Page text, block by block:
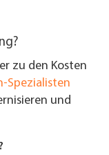
zu den Kosten
Spezialisten
und